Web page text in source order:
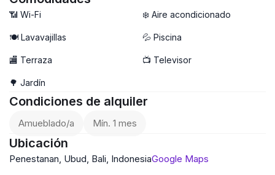
• Rodeada de arrozales y senderos
📶 Wi-Fi ❄️ Aire acondicionado
🍽️ Lavavajillas 💦 Piscina
🏬 Terraza 📺 Televisor
🌳 Jardín
Condiciones de alquiler
Amueblado/a Mín. 1 mes
Ubicación
Penestanan, Ubud, Bali, IndonesiaGoogle Maps